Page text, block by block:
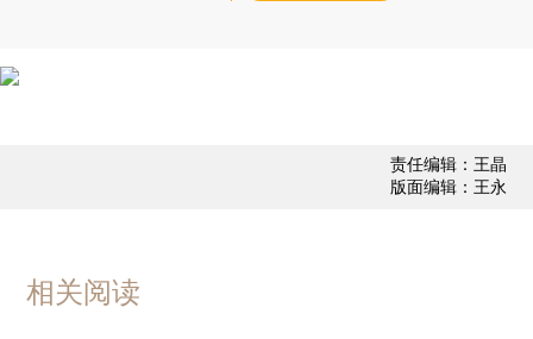
责任编辑：王晶
版面编辑：王永
相关阅读